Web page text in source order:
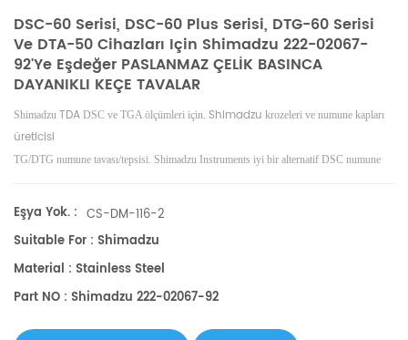
DSC-60 Serisi, DSC-60 Plus Serisi, DTG-60 Serisi
Ve DTA-50 Cihazları Için Shimadzu 222-02067-
92'ye Eşdeğer PASLANMAZ ÇELİK BASINCA
DAYANIKLI KEÇE TAVALAR
Shimadzu TDA DSC ve TGA ölçümleri için. Shimadzu krozeleri ve numune kapları
üreticisi
TG/DTG numune tavası/tepsisi. Shimadzu Instruments iyi bir alternatif DSC numune
Eşya Yok. : CS-DM-116-2
Suitable For : Shimadzu
Material : Stainless Steel
Part NO : Shimadzu 222-02067-92